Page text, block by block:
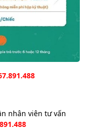
nhân viên tư vấn